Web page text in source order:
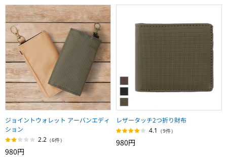
ジョイントウォレット アーバンエディ
ション
2.2 （6件）
980円
レザータッチ2つ折り財布
4.1 （9件）
980円